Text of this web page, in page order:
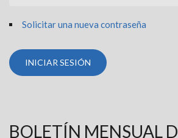
Solicitar una nueva contraseña
BOLETÍN MENSUAL